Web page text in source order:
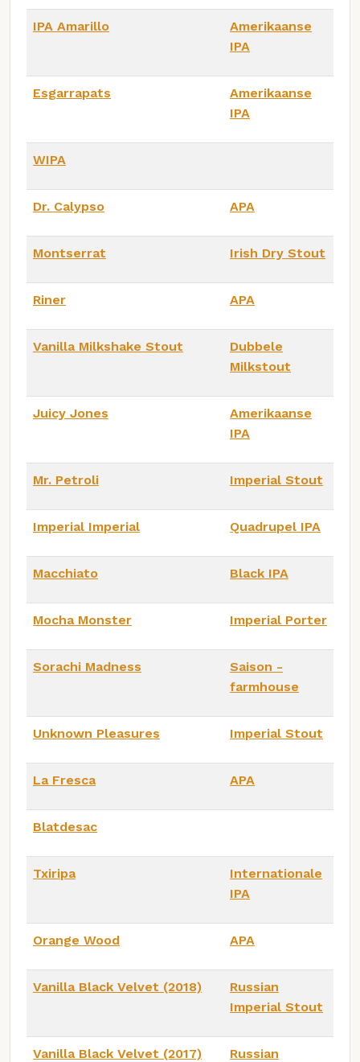
IPA Amarillo
Amerikaanse
IPA
Esgarrapats
Amerikaanse
IPA
WIPA
Dr. Calypso APA
Montserrat Irish Dry Stout
Riner APA
Vanilla Milkshake Stout
Dubbele
Milkstout
Juicy Jones
Amerikaanse
IPA
Mr. Petroli Imperial Stout
Imperial Imperial Quadrupel IPA
Macchiato Black IPA
Mocha Monster Imperial Porter
Sorachi Madness
Saison -
farmhouse
Unknown Pleasures Imperial Stout
La Fresca APA
Blatdesac
Txiripa
Internationale
IPA
Orange Wood APA
Vanilla Black Velvet (2018)
Russian
Imperial Stout
Vanilla Black Velvet (2017)
Russian